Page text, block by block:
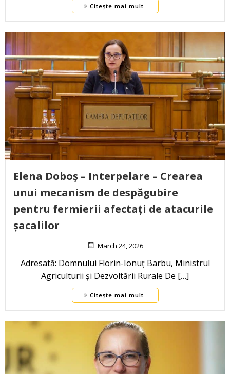
Citește mai mult..
Elena Doboș – Interpelare – Crearea
unui mecanism de despăgubire
pentru fermierii afectați de atacurile
șacalilor
March 24, 2026
Adresată: Domnului Florin-Ionuț Barbu, Ministrul
Agriculturii și Dezvoltării Rurale De […]
Citește mai mult..